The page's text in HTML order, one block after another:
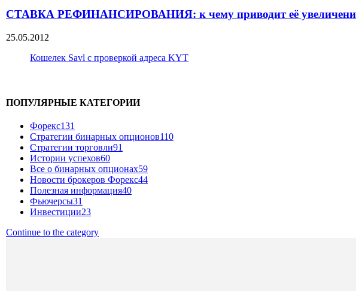
СТАВКА РЕФИНАНСИРОВАНИЯ: к чему приводит её
25.05.2012
Кошелек Savl с проверкой адреса KYT
ПОПУЛЯРНЫЕ КАТЕГОРИИ
Форекс131
Стратегии бинарных опционов110
Стратегии торговли91
Истории успехов60
Все о бинарных опционах59
Новости брокеров Форекс44
Полезная информация40
Фьючерсы31
Инвестиции23
Continue to the category